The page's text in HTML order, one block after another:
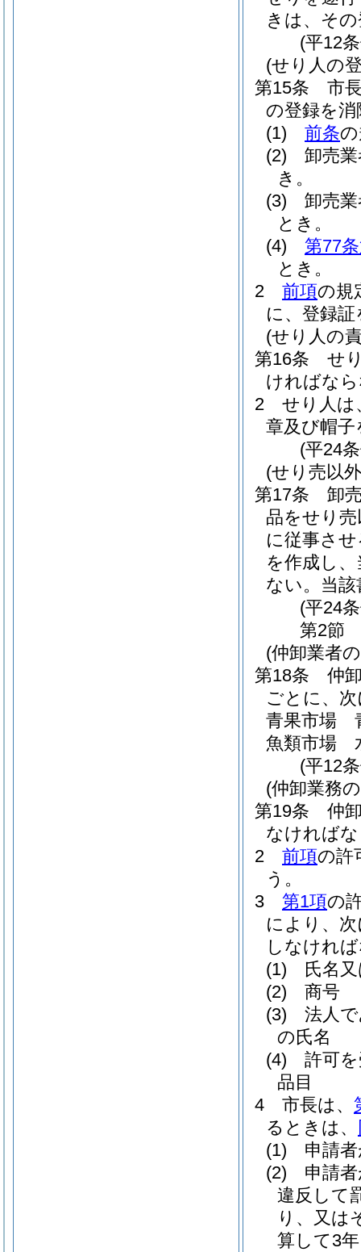
きは、そ
(平12
(せり人の
第15条
市
の登録を
(1)
前条
(2)
卸売
き。
(3)
卸売
とき。
(4)
第77
とき。
2
前項の規
に、登録
(せり人の
第16条
せ
ければな
2
せり人は
章及び帽
(平24
(せり売以
第17条
卸
品をせり
に従事さ
を作成し
ない。 当
(平24
第2節
(仲卸業者
第18条
仲
ごとに、
青果市場
魚類市場
(平12
(仲卸業務
第19条
仲
なければ
2
前項の許
う。
3
第1項の
により、
しなけれ
(1)
氏名
(2)
商号
(3)
法人
の氏名
(4)
許可
品目
4
市長は、
るときは、
(1)
申請
(2)
申請
違反して
り、又は
算して3